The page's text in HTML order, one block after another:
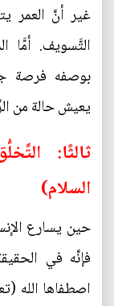
غير أنَّ العمر
التَّسويف. أمَّا
بوصفه فرصة
يعيش حالة من
ثالثًا:
السلام)
حين يسارع
فإنَّه في
اصطفاها الله